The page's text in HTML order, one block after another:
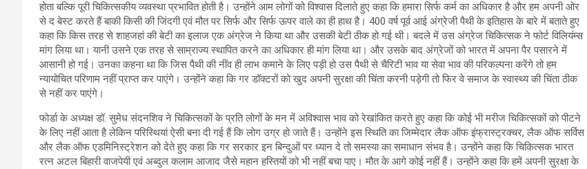
होता बल्कि पूरी चिकित्सकीय व्यवस्था प्रभावित होती है। उन्होंने आम लोगों को विश्वास दिलाते हुए कहा कि हमारा सिर्फ कर्म का अधिकार है और हम अपनी ओर
से द बेस्ट करते हैं बाकी किसी की जिंदगी एवं मौत पर सिर्फ और सिर्फ ऊपर वाले का ही हाथ है। 400 वर्ष पूर्व आई अंग्रेजी पैथी के इतिहास के बारे में बताते हुए
कहा कि किस तरह से शाहजहां की बेटी का इलाज एक अंग्रेज ने किया था और उसकी बेटी ठीक हो गई थी। बदले में उस अंग्रेज चिकित्सक ने फोर्ट विलियंम्स
मांग लिया था। यानी उसने एक तरह से साम्राज्य स्थापित करने का अधिकार ही मांग लिया था। और उसके बाद अंग्रेजों को भारत में अपना पैर पसारने में
आसानी हो गई। उनका कहना था कि जिस पैथी की नींव ही लाभ कमाने के लिए पड़ी हो उस पैथी से चैरिटी भाव या सेवा भाव की परिकल्पना करेंगे तो हम
न्यायोचित परिणाम नहीं प्राप्त कर पाएंगे। उन्होंने कहा कि गर डॉक्टरों को खुद अपनी सुरक्षा की चिंता करनी पड़ेगी तो फिर वे समाज के स्वास्थ्य की चिंता ठीक
से नहीं कर पाएंगे।
फोर्डा के अध्यक्ष डॉ. सुमेध संदनशिव ने चिकित्सकों के प्रति लोगों के मन में अविश्वास भाव को रेखांकित करते हुए कहा कि कोई भी मरीज चिकित्सकों को पीटने
के लिए नहीं आता है लेकिन परिस्थियां ऐसी बना दी गई हैं कि लोग उग्र हो जाते हैं। उन्होंने इस स्थिति का जिम्मेदार लैक ऑफ इंफ्रास्ट्रक्चर, लैक ऑफ सर्विस
और लैक ऑफ एडमिनिस्ट्रेशन को देते हुए कहा कि गर सरकार इन बिन्दुओं पर ध्यान दे तो समस्या का समाधान संभव है। उन्होंने कहा कि चिकित्सक भारत
रत्न अटल बिहारी वाजपेयी एवं अब्दुल कलाम आजाद जैसे महान हस्तियों को भी नहीं बचा पाए। मौत के आगे कोई नहीं हैं। उन्होंने कहा कि हमें अपनी सुरक्षा के